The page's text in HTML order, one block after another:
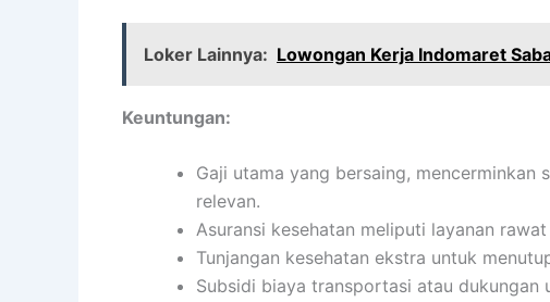
Loker Lainnya: Lowongan Kerja Indomaret
Keuntungan:
Gaji utama yang bersaing,
relevan.
Asuransi kesehatan meliputi layanan
Tunjangan kesehatan ekstra untuk
Subsidi biaya transportasi atau dukungan